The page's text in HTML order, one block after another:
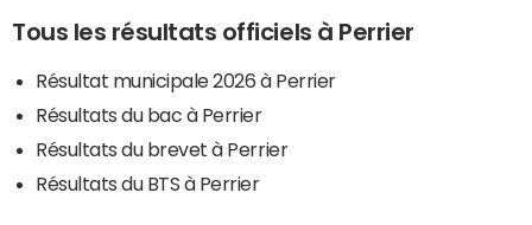
Tous les résultats officiels à Perrier
Résultat municipale 2026 à Perrier
Résultats du bac à Perrier
Résultats du brevet à Perrier
Résultats du BTS à Perrier